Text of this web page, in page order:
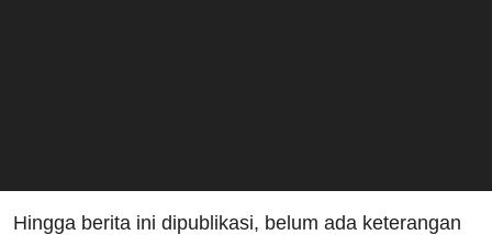
Hingga berita ini dipublikasi, belum ada keterangan